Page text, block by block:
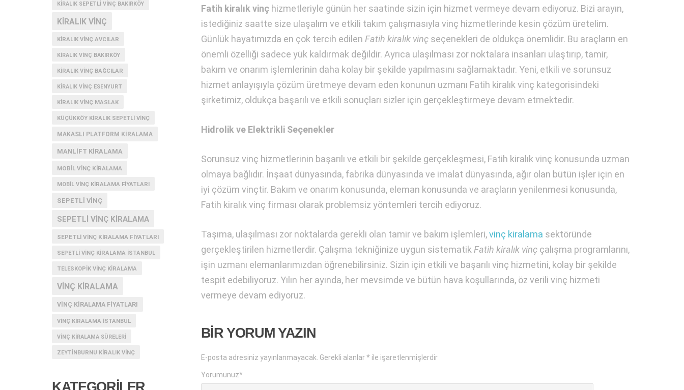
Fatih kiralık vinç hizmetleriyle günün her saatinde sizin için hizmet vermeye devam ediyoruz. Bizi arayın,
istediğiniz saatte size ulaşalım ve etkili takım çalışmasıyla vinç hizmetlerinde kesin çözüm üretelim.
Günlük hayatımızda en çok tercih edilen Fatih kiralık vinçseçenekleri de oldukça önemlidir. Bu araçların en
önemli özelliği sadece yük kaldırmak değildir. Ayrıca ulaşılması zor noktalara insanları ulaştırıp, tamir,
bakım ve onarım işlemlerinin daha kolay bir şekilde yapılmasını sağlamaktadır. Yeni, etkili ve sorunsuz
hizmet anlayışıyla çözüm üretmeye devam eden konunun uzmanı Fatih kiralık vinç kategorisindeki
şirketimiz, oldukça başarılı ve etkili sonuçları sizler için gerçekleştirmeye devam etmektedir.
Hidrolik ve Elektrikli Seçenekler
Sorunsuz vinç hizmetlerinin başarılı ve etkili bir şekilde gerçekleşmesi, Fatih kiralık vinç konusunda uzman
olmaya bağlıdır. İnşaat dünyasında, fabrika dünyasında ve imalat dünyasında, ağır olan bütün işler için en
iyi çözüm vinçtir. Bakım ve onarım konusunda, eleman konusunda ve araçların yenilenmesi konusunda,
Fatih kiralık vinç firması olarak problemsiz yöntemleri tercih ediyoruz.
Taşıma, ulaşılması zor noktalarda gerekli olan tamir ve bakım işlemleri,vinç kiralama sektöründe
gerçekleştirilen hizmetlerdir. Çalışma tekniğinize uygun sistematik Fatih kiralık vinççalışma programlarını,
işin uzmanı elemanlarımızdan öğrenebilirsiniz. Sizin için etkili ve başarılı vinç hizmetini, kolay bir şekilde
tespit edebiliyoruz. Yılın her ayında, her mevsimde ve bütün hava koşullarında, öz verili vinç hizmeti
vermeye devam ediyoruz.
BIR YORUM YAZIN
E-posta adresiniz yayınlanmayacak. Gerekli alanlar* ile işaretlenmişlerdir
Yorumunuz*
KIRALIK SEPETLI VINÇ BAKIRKÖY
KIRALIK VINÇ
KIRALIK VINÇ AVCILAR
KIRALIK VINÇ BAKIRKÖY
KIRALIK VINÇ BAĞCILAR
KIRALIK VINÇ ESENYURT
KIRALIK VINÇ MASLAK
KÜÇÜKKÖY KIRALIK SEPETLI VINÇ
MAKASLI PLATFORM KIRALAMA
MANLIFT KIRALAMA
MOBIL VINÇ KIRALAMA
MOBIL VINÇ KIRALAMA FIYATLARI
SEPETLI VINÇ
SEPETLI VINÇ KIRALAMA
SEPETLI VINÇ KIRALAMA FIYATLARI
SEPETLI VINÇ KIRALAMA İSTANBUL
TELESKOPIK VINÇ KIRALAMA
VINÇ KIRALAMA
VINÇ KIRALAMA FIYATLARI
VINÇ KIRALAMA ISTANBUL
VINÇ KIRALAMA SÜRELERI
ZEYTINBURNU KIRALIK VINÇ
KATEGORİLER